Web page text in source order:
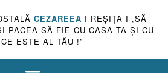
CEZAREEA I REŞIŢA I „SĂ
PACEA SĂ FIE CU CASA TA ŞI CU
ESTE AL TĂU !”